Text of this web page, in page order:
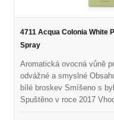
4711 Acqua Colonia White
Spray
Aromatická ovocná vůně
odvážné a smyslné
bílé broskev Smíšeno s
Spuštěno v roce 2017